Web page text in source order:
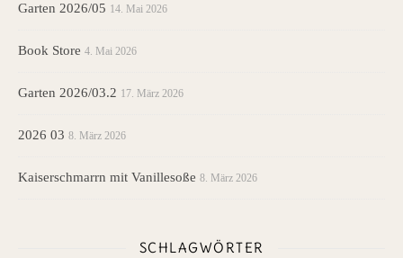
Garten 2026/05 14. Mai 2026
Book Store 4. Mai 2026
Garten 2026/03.2 17. März 2026
2026 03 8. März 2026
Kaiserschmarrn mit Vanillesoße 8. März 2026
SCHLAGWÖRTER